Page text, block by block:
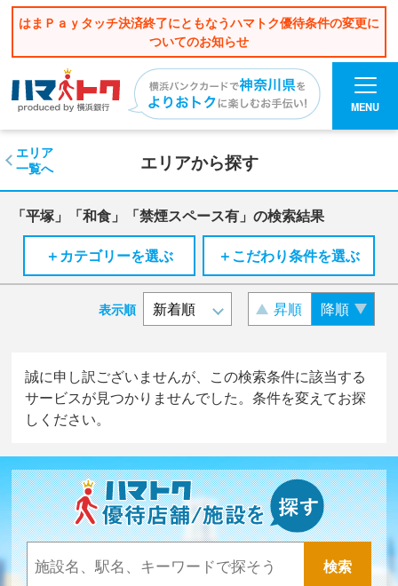
はまＰａｙタッチ決済終了にともなうハマトク優待条件の変更に
ついてのお知らせ
MENU
エリアから探す
エリア
一覧へ
「平塚」「和食」「禁煙スペース有」の検索結果
＋カテゴリーを選ぶ
＋こだわり条件を選ぶ
表示順 昇順 降順
誠に申し訳ございませんが、この検索条件に該当する
サービスが見つかりませんでした。条件を変えてお探
しください。